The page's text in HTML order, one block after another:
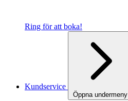
Ring för att boka!
Kundservice
Öppna undermeny